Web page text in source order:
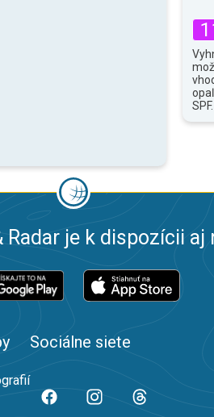
SPF.
Radar je k dispozícii aj
Sociálne siete